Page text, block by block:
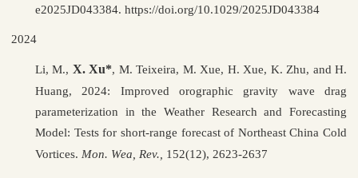
e2025JD043384. https://doi.org/10.1029/2025JD043384
2024
Li, M., X. Xu*, M. Teixeira, M. Xue, H. Xue, K. Zhu, and H.
Huang, 2024: Improved orographic gravity wave drag
parameterization in the Weather Research and Forecasting
Model: Tests for short-range forecast of Northeast China Cold
Vortices. Mon. Wea, Rev. 152(12), 2623-2637